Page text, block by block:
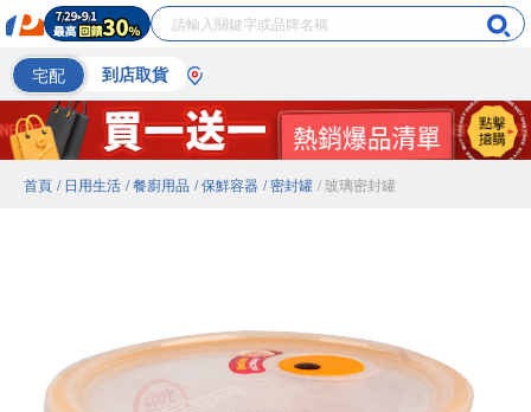
宅配 到店取貨
首頁 / 日用生活 / 餐廚用品 / 保鮮容器 / 密封罐 / 玻璃密封罐